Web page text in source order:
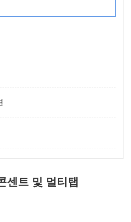
센트 및 멀티탭